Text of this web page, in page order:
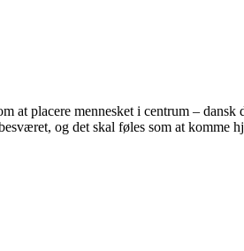
at placere mennesket i centrum –
og det skal føles som at komme